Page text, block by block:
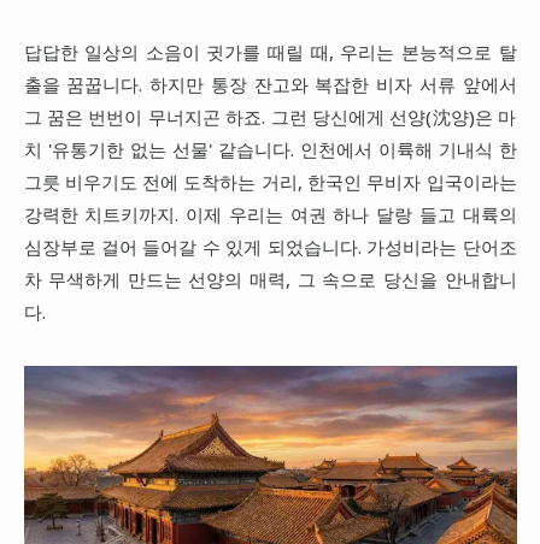
이탈리아
스페인
답답한 일상의 소음이 귓가를 때릴 때, 우리는 본능적으로 탈
출을 꿈꿉니다. 하지만 통장 잔고와 복잡한 비자 서류 앞에서
그 꿈은 번번이 무너지곤 하죠. 그런 당신에게 선양(沈양)은 마
치 '유통기한 없는 선물' 같습니다. 인천에서 이륙해 기내식 한
그릇 비우기도 전에 도착하는 거리, 한국인 무비자 입국이라는
강력한 치트키까지. 이제 우리는 여권 하나 달랑 들고 대륙의
심장부로 걸어 들어갈 수 있게 되었습니다. 가성비라는 단어조
차 무색하게 만드는 선양의 매력, 그 속으로 당신을 안내합니
다.